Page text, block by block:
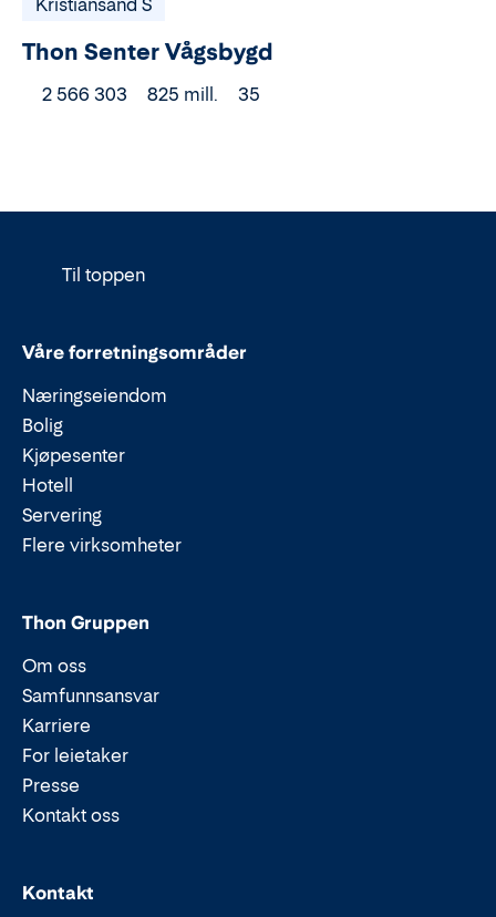
Thon Senter Vågsbygd
2 566 303 825 mill. 35
Til toppen
Våre forretningsområder
Næringseiendom
Bolig
Kjøpesenter
Hotell
Servering
Flere virksomheter
Thon Gruppen
Om oss
Samfunnsansvar
Karriere
For leietaker
Presse
Kontakt oss
Kontakt
Epost:
Telefon: